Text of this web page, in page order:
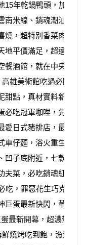
15年乾鍋鴨頭，加入
南米線、銷魂潮汕麵
燒，超特別香菜肉塔
地平價滿足，超適合
餐酒館，就在中央公園
高雄美術館吃過必回訪
甜點，真材實料新鮮大
必吃冠軍咖哩，先甜後
愛日式豬排店，最新
車仔麵，浴火重生在建
凹子底附近，七款超強
夫菜，必吃銷魂紅燒
吃，罪惡花生巧克力脆
巨蛋最新快閃，草莓
蛋最新開幕，超濃郁蝦
鮮燒烤吃到飽，漁港直